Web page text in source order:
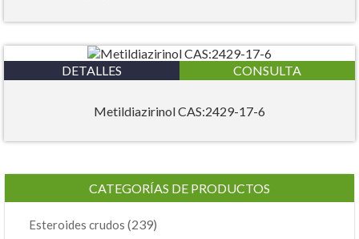
DETALLES CONSULTA
Metildiazirinol CAS:2429-17-6
CATEGORÍAS DE PRODUCTOS
Esteroides crudos (239)